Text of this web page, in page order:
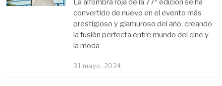
La alfombra roja de la 77ª edición se ha
convertido de nuevo en el evento más
prestigioso y glamuroso del año, creando
la fusión perfecta entre mundo del cine y
la moda
31 mayo, 2024